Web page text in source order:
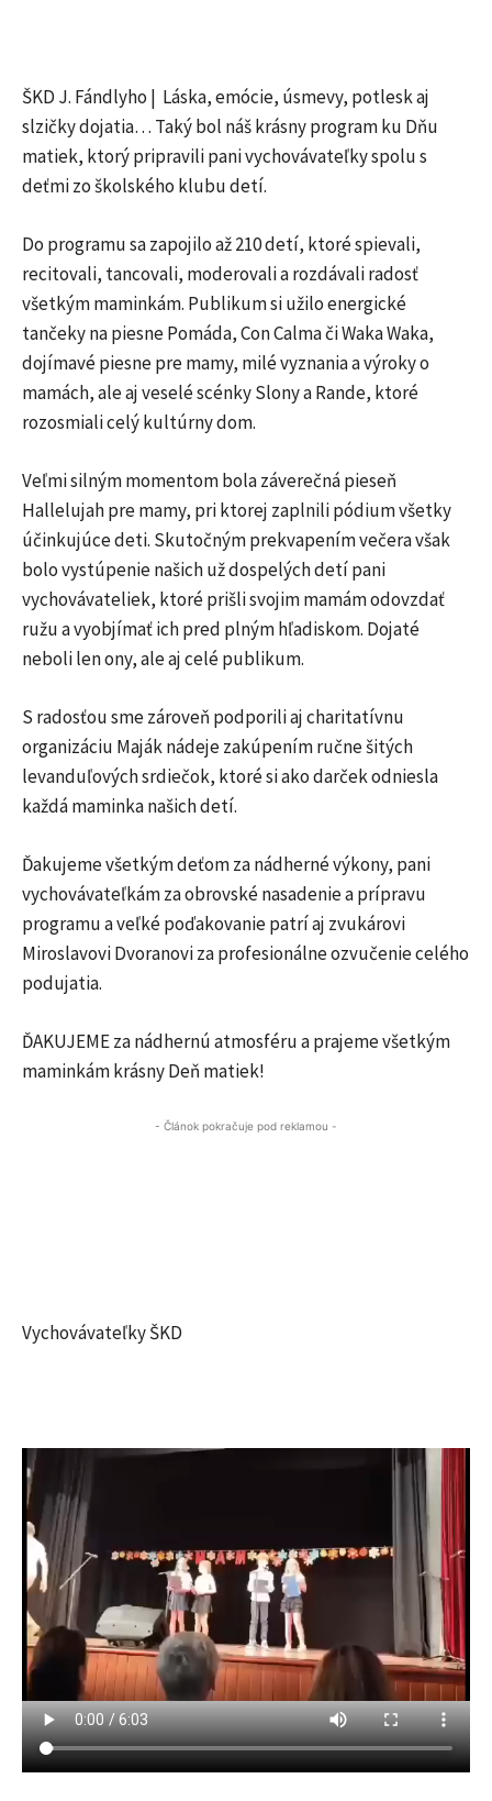
ŠKD J. Fándlyho | Láska, emócie, úsmevy, potlesk aj
slzičky dojatia… Taký bol náš krásny program ku Dňu
matiek, ktorý pripravili pani vychovávateľky spolu s
deťmi zo školského klubu detí.
Do programu sa zapojilo až 210 detí, ktoré spievali,
recitovali, tancovali, moderovali a rozdávali radosť
všetkým maminkám. Publikum si užilo energické
tančeky na piesne Pomáda, Con Calma či Waka Waka,
dojímavé piesne pre mamy, milé vyznania a výroky o
mamách, ale aj veselé scénky Slony a Rande, ktoré
rozosmiali celý kultúrny dom.
Veľmi silným momentom bola záverečná pieseň
Hallelujah pre mamy, pri ktorej zaplnili pódium všetky
účinkujúce deti. Skutočným prekvapením večera však
bolo vystúpenie našich už dospelých detí pani
vychovávateliek, ktoré prišli svojim mamám odovzdať
ružu a vyobjímať ich pred plným hľadiskom. Dojaté
neboli len ony, ale aj celé publikum.
S radosťou sme zároveň podporili aj charitatívnu
organizáciu Maják nádeje zakúpením ručne šitých
levanduľových srdiečok, ktoré si ako darček odniesla
každá maminka našich detí.
Ďakujeme všetkým deťom za nádherné výkony, pani
vychovávateľkám za obrovské nasadenie a prípravu
programu a veľké poďakovanie patrí aj zvukárovi
Miroslavovi Dvoranovi za profesionálne ozvučenie celého
podujatia.
ĎAKUJEME za nádhernú atmosféru a prajeme všetkým
maminkám krásny Deň matiek!
- Článok pokračuje pod reklamou -
Vychovávateľky ŠKD